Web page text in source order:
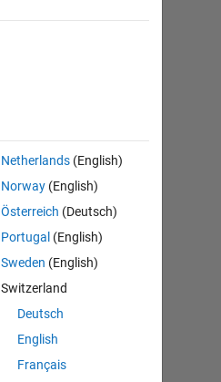
Netherlands (English)
Norway (English)
Österreich (Deutsch)
Portugal (English)
Sweden (English)
Switzerland
Deutsch
English
Français